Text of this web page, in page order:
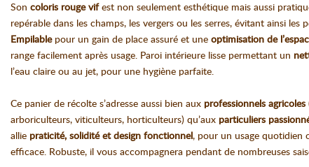
Son coloris rouge vifest non seulement esthétique mais aussi
repérable dans les champs, les vergers ou les serres, évitant ainsi les
Empilablepour un gain de place assuré et une optimisation de
range facilement après usage. Paroi intérieure lisse permettant un
l’eau claire ou au jet, pour une hygiène parfaite.
Ce panier de récolte s’adresse aussi bien aux professionnels agricoles
arboriculteurs, viticulteurs, horticulteurs) qu’aux particuliers
allie praticité, solidité et design fonctionnel, pour un usage quotidien
efficace. Robuste, il vous accompagnera pendant de nombreuses